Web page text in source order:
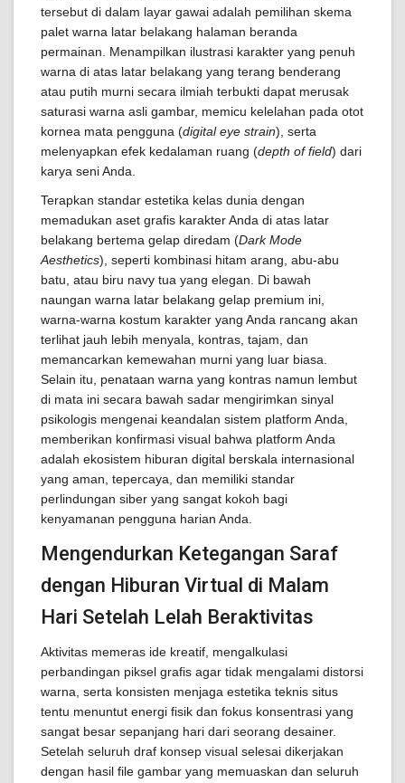
tersebut di dalam layar gawai adalah pemilihan skema
palet warna latar belakang halaman beranda
permainan. Menampilkan ilustrasi karakter yang penuh
warna di atas latar belakang yang terang benderang
atau putih murni secara ilmiah terbukti dapat merusak
saturasi warna asli gambar, memicu kelelahan pada otot
kornea mata pengguna (digital eye strain), serta
melenyapkan efek kedalaman ruang (depth of field) dari
karya seni Anda.
Terapkan standar estetika kelas dunia dengan
memadukan aset grafis karakter Anda di atas latar
belakang bertema gelap diredam (Dark Mode
Aesthetics), seperti kombinasi hitam arang, abu-abu
batu, atau biru navy tua yang elegan. Di bawah
naungan warna latar belakang gelap premium ini,
warna-warna kostum karakter yang Anda rancang akan
terlihat jauh lebih menyala, kontras, tajam, dan
memancarkan kemewahan murni yang luar biasa.
Selain itu, penataan warna yang kontras namun lembut
di mata ini secara bawah sadar mengirimkan sinyal
psikologis mengenai keandalan sistem platform Anda,
memberikan konfirmasi visual bahwa platform Anda
adalah ekosistem hiburan digital berskala internasional
yang aman, tepercaya, dan memiliki standar
perlindungan siber yang sangat kokoh bagi
kenyamanan pengguna harian Anda.
Mengendurkan Ketegangan Saraf
dengan Hiburan Virtual di Malam
Hari Setelah Lelah Beraktivitas
Aktivitas memeras ide kreatif, mengalkulasi
perbandingan piksel grafis agar tidak mengalami distorsi
warna, serta konsisten menjaga estetika teknis situs
tentu menuntut energi fisik dan fokus konsentrasi yang
sangat besar sepanjang hari dari seorang desainer.
Setelah seluruh draf konsep visual selesai dikerjakan
dengan hasil file gambar yang memuaskan dan seluruh